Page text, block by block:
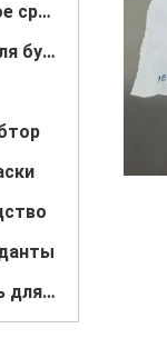
Оптическое осветительное средство
Оптические осветители для бумаги
Оптический окрашиватель для краски